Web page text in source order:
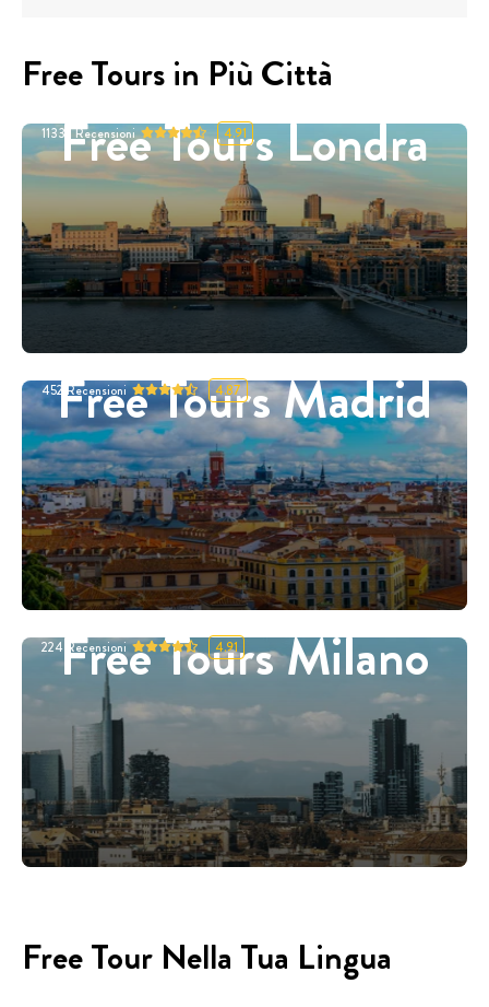
Free Tours in Più Città
Free Tours Londra
11332Recensioni 4.91
Free Tours Madrid
452 Recensioni 4.87
Free Tours Milano
224 Recensioni 4.91
Free Tour Nella Tua Lingua